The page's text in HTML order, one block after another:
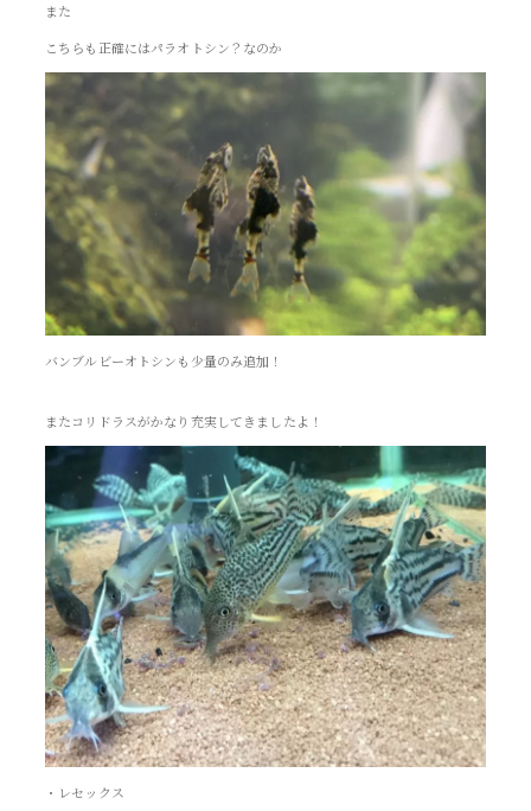
また
こちらも正確にはパラオトシン？なのか
バンブルビーオトシンも少量のみ追加！
またコリドラスがかなり充実してきましたよ！
・レセックス